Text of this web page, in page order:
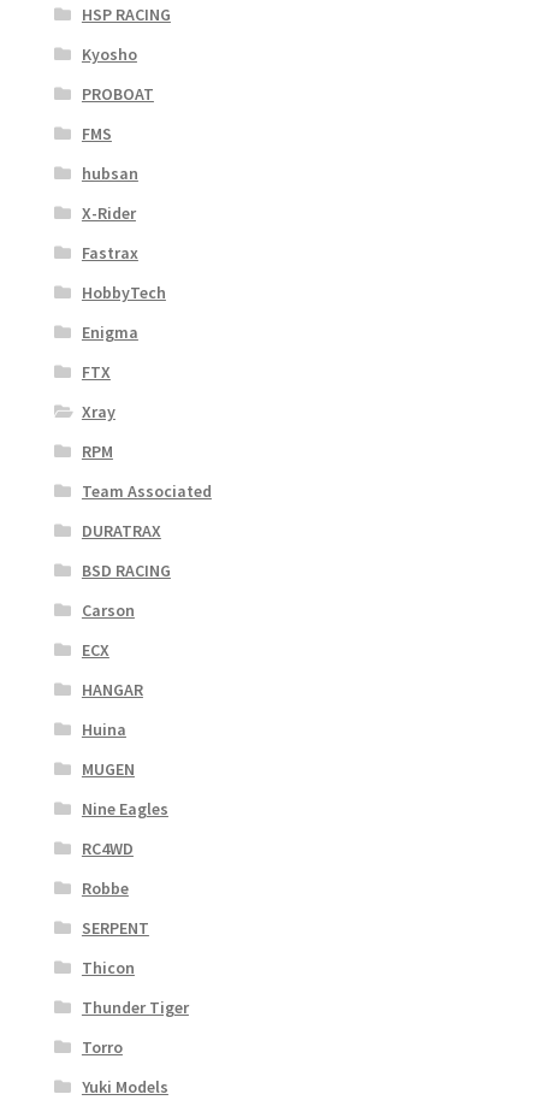
HSP RACING
Kyosho
PROBOAT
FMS
hubsan
X-Rider
Fastrax
HobbyTech
Enigma
FTX
Xray
RPM
Team Associated
DURATRAX
BSD RACING
Carson
ECX
HANGAR
Huina
MUGEN
Nine Eagles
RC4WD
Robbe
SERPENT
Thicon
Thunder Tiger
Torro
Yuki Models